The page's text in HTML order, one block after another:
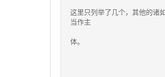
这里只列举了几个，其他的诸
当作主
体。